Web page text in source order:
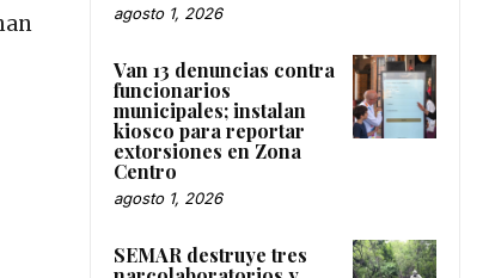
agosto 1, 2026
Van 13 denuncias contra
funcionarios
municipales; instalan
kiosco para reportar
extorsiones en Zona
Centro
agosto 1, 2026
SEMAR destruye tres